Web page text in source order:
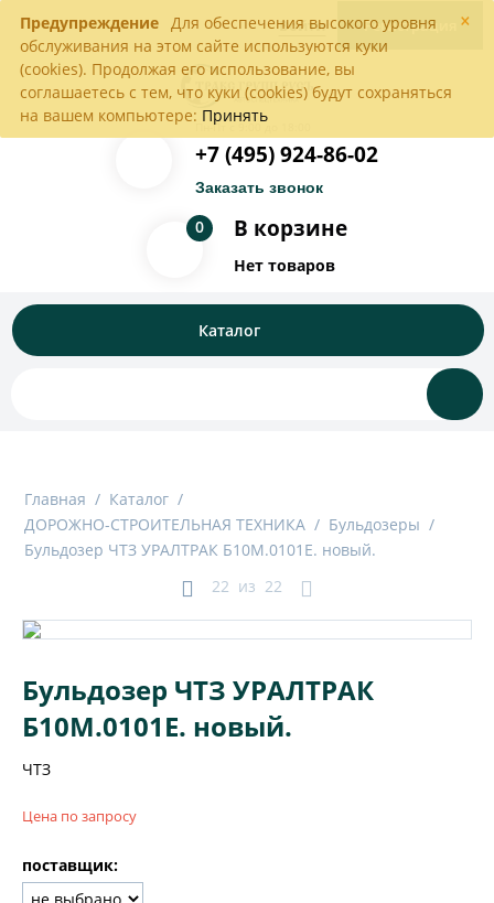
×
Предупреждение Для обеспечения высокого уровня
обслуживания на этом сайте используются куки
(cookies). Продолжая его использование, вы
соглашаетесь с тем, что куки (cookies) будут сохраняться
на вашем компьютере: Принять
Войти Регистрация
Пн-Пт с 9:00 до 18:00
+7 (495) 924-86-02
Заказать звонок
В корзине
0
Нет товаров
Каталог
Главная / Каталог /
ДОРОЖНО-СТРОИТЕЛЬНАЯ ТЕХНИКА / Бульдозеры /
Бульдозер ЧТЗ УРАЛТРАК Б10М.0101E. новый.
22 из 22
Бульдозер ЧТЗ УРАЛТРАК
Б10М.0101E. новый.
ЧТЗ
Цена по запросу
поставщик: